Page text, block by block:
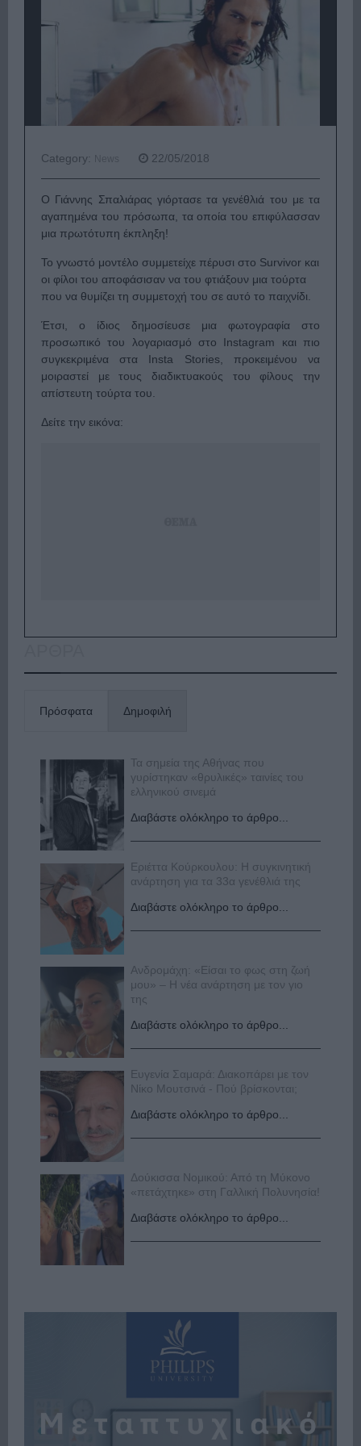
Category: News 22/05/2018
O Γιάννης Σπαλιάρας γιόρτασε τα γενέθλιά του με τα
αγαπημένα του πρόσωπα, τα οποία του επιφύλασσαν
μια πρωτότυπη έκπληξη!
Το γνωστό μοντέλο συμμετείχε πέρυσι στο Survivor και
οι φίλοι του αποφάσισαν να του φτιάξουν μια τούρτα
που να θυμίζει τη συμμετοχή του σε αυτό το παιχνίδι.
Έτσι, ο ίδιος δημοσίευσε μια φωτογραφία στο
προσωπικό του λογαριασμό στο Instagram και πιο
συγκεκριμένα στα Ιnsta Stories, προκειμένου να
μοιραστεί με τους διαδικτυακούς του φίλους την
απίστευτη τούρτα του.
Δείτε την εικόνα:
Πρόσφατα Δημοφιλή
Τα σημεία της Αθήνας που
γυρίστηκαν «θρυλικές» ταινίες του
ελληνικού σινεμά
Διαβάστε ολόκληρο το άρθρο...
Εριέττα Κούρκουλου: Η συγκινητική
ανάρτηση για τα 33α γενέθλιά της
Διαβάστε ολόκληρο το άρθρο...
Ανδρομάχη: «Είσαι το φως στη ζωή
μου» – Η νέα ανάρτηση με τον γιο
της
Διαβάστε ολόκληρο το άρθρο...
Ευγενία Σαμαρά: Διακοπάρει με τον
Νίκο Μουτσινά - Πού βρίσκονται;
Διαβάστε ολόκληρο το άρθρο...
Δούκισσα Νομικού: Από τη Μύκονο
«πετάχτηκε» στη Γαλλική Πολυνησία!
Διαβάστε ολόκληρο το άρθρο...